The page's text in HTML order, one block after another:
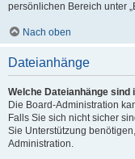
persönlichen Bereich unter
Nach oben
Dateianhänge
Welche Dateianhänge
Die Board-Administration
Falls Sie sich nicht sicher
Sie Unterstützung
Administration.